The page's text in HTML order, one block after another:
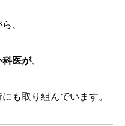
、
科医が、
も取り組んでいます。